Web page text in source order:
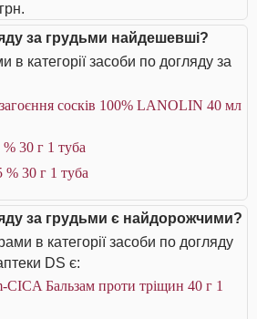
за грудьми найдешевші?
категорії засоби по догляду за
сосків 100% LANOLIN 40 мл
30 г 1 туба
30 г 1 туба
за грудьми є найдорожчими?
в категорії засоби по догляду
DS є:
CICA Бальзам проти тріщин 40 г 1